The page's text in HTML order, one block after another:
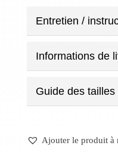
Entretien /
Informations de
Guide des tailles
Ajouter le produit à